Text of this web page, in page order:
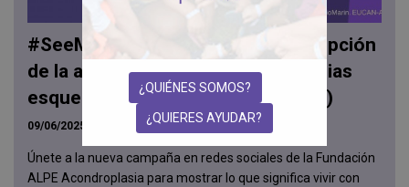
#SeeMe: Ayuda a cambiar la percepción
de la acondroplasia y otras displasias
esqueléticas con enanismo (ADEE)
09/06/2025
Únete a la nueva campaña en redes sociales de la Fundación
ALPE Acondroplasia para mostrar lo que significa vivir con
¿QUIÉNES SOMOS?
¿QUIERES AYUDAR?